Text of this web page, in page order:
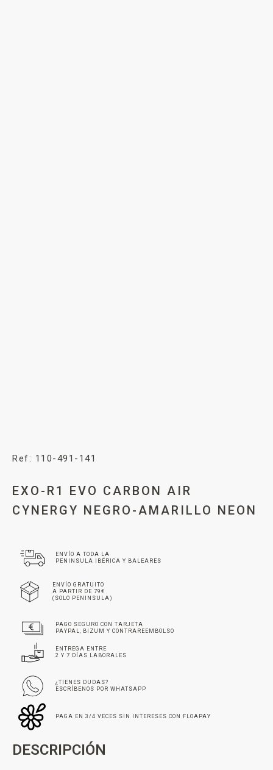
Ref: 110-491-141
EXO-R1 EVO CARBON AIR
CYNERGY NEGRO-AMARILLO NEON
ENVÍO A TODA LA
PENINSULA IBÉRICA Y BALEARES
ENVÍO GRATUITO
A PARTIR DE 79€
(SOLO PENINSULA)
PAGO SEGURO CON TARJETA
PAYPAL, BIZUM Y CONTRAREEMBOLSO
ENTREGA ENTRE
2 Y 7 DÍAS LABORALES
¿TIENES DUDAS?
ESCRÍBENOS POR WHATSAPP
PAGA EN 3/4 VECES SIN INTERESES CON FLOAPAY
DESCRIPCIÓN